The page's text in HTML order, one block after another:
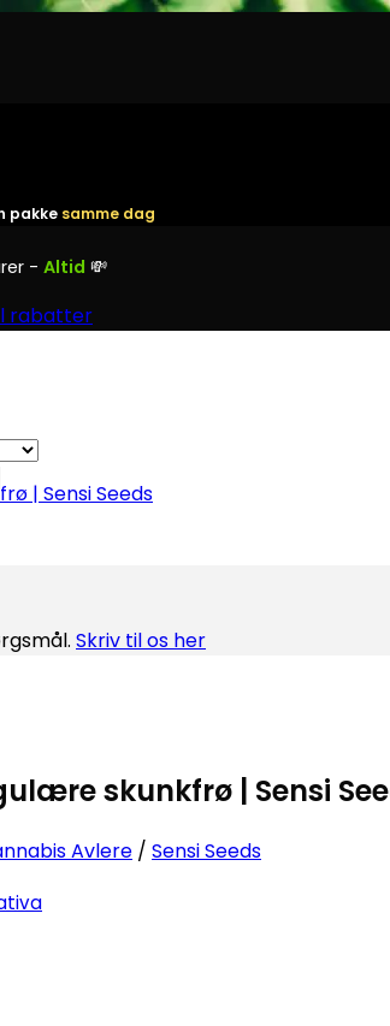
pakke samme dag
- Altid 💸
rabatter
Skriv til os her
skunkfrø | Sensi
Avlere / Sensi Seeds